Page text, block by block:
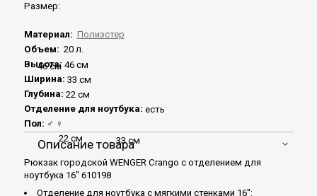
46 см
22 см 33 см
Размер:
Материал: Полиэстер
Объем: 20 л.
Высота: 46 см
Ширина: 33 см
Глубина: 22 см
Отделение для ноутбука: есть
Пол: ♂ ♀
Описание товара
Рюкзак городской WENGER Crango с отделением для
ноутбука 16" 610198
Отделение для ноутбука с мягкими стенками 16'':